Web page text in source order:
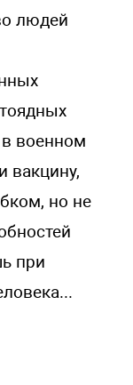
людей
военном
вакцину,
но не
при